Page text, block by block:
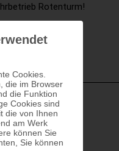
Cookies.
die im Browser
die Funktion
Cookies sind
die von Ihnen
am Werk
können Sie
Sie können
Rotenturm!